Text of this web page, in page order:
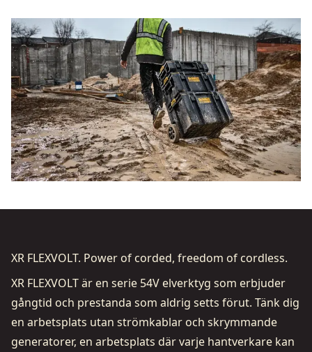
XR FLEXVOLT. Power of corded, freedom of cordless.
XR FLEXVOLT är en serie 54V elverktyg som erbjuder
gångtid och prestanda som aldrig setts förut. Tänk dig
en arbetsplats utan strömkablar och skrymmande
generatorer, en arbetsplats där varje hantverkare kan